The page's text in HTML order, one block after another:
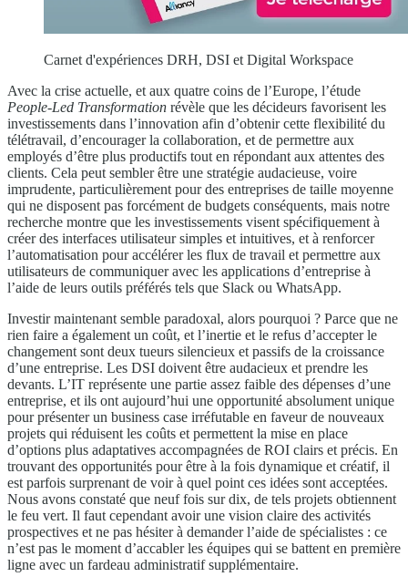
Carnet d'expériences DRH, DSI et Digital Workspace
Avec la crise actuelle, et aux quatre coins de l’Europe, l’étude
People-Led Transformation révèle que les décideurs favorisent les
investissements dans l’innovation afin d’obtenir cette flexibilité du
télétravail, d’encourager la collaboration, et de permettre aux
employés d’être plus productifs tout en répondant aux attentes des
clients. Cela peut sembler être une stratégie audacieuse, voire
imprudente, particulièrement pour des entreprises de taille moyenne
qui ne disposent pas forcément de budgets conséquents, mais notre
recherche montre que les investissements visent spécifiquement à
créer des interfaces utilisateur simples et intuitives, et à renforcer
l’automatisation pour accélérer les flux de travail et permettre aux
utilisateurs de communiquer avec les applications d’entreprise à
l’aide de leurs outils préférés tels que Slack ou WhatsApp.
Investir maintenant semble paradoxal, alors pourquoi ? Parce que ne
rien faire a également un coût, et l’inertie et le refus d’accepter le
changement sont deux tueurs silencieux et passifs de la croissance
d’une entreprise. Les DSI doivent être audacieux et prendre les
devants. L’IT représente une partie assez faible des dépenses d’une
entreprise, et ils ont aujourd’hui une opportunité absolument unique
pour présenter un business case irréfutable en faveur de nouveaux
projets qui réduisent les coûts et permettent la mise en place
d’options plus adaptatives accompagnées de ROI clairs et précis. En
trouvant des opportunités pour être à la fois dynamique et créatif, il
est parfois surprenant de voir à quel point ces idées sont acceptées.
Nous avons constaté que neuf fois sur dix, de tels projets obtiennent
le feu vert. Il faut cependant avoir une vision claire des activités
prospectives et ne pas hésiter à demander l’aide de spécialistes : ce
n’est pas le moment d’accabler les équipes qui se battent en première
ligne avec un fardeau administratif supplémentaire.